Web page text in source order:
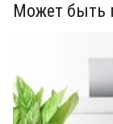
Может быть